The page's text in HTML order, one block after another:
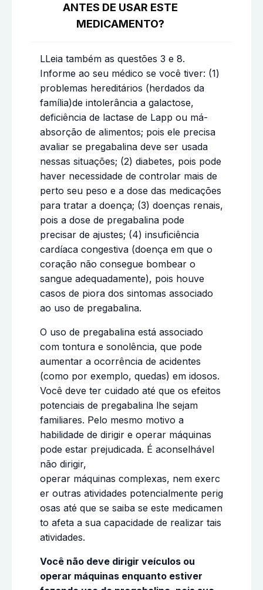
ANTES DE USAR ESTE
MEDICAMENTO?
LLeia também as questões 3 e 8.
Informe ao seu médico se você tiver: (1)
problemas hereditários (herdados da
família)de intolerância a galactose,
deficiência de lactase de Lapp ou má-
absorção de alimentos; pois ele precisa
avaliar se pregabalina deve ser usada
nessas situações; (2) diabetes, pois pode
haver necessidade de controlar mais de
perto seu peso e a dose das medicações
para tratar a doença; (3) doenças renais,
pois a dose de pregabalina pode
precisar de ajustes; (4) insuficiência
cardíaca congestiva (doença em que o
coração não consegue bombear o
sangue adequadamente), pois houve
casos de piora dos sintomas associado
ao uso de pregabalina.
O uso de pregabalina está associado
com tontura e sonolência, que pode
aumentar a ocorrência de acidentes
(como por exemplo, quedas) em idosos.
Você deve ter cuidado até que os efeitos
potenciais de pregabalina lhe sejam
familiares. Pelo mesmo motivo a
habilidade de dirigir e operar máquinas
pode estar prejudicada. É aconselhável
não dirigir,
operar máquinas complexas, nem exerc
er outras atividades potencialmente perig
osas até que se saiba se este medicamen
to afeta a sua capacidade de realizar tais
atividades.
Você não deve dirigir veículos ou
operar máquinas enquanto estiver